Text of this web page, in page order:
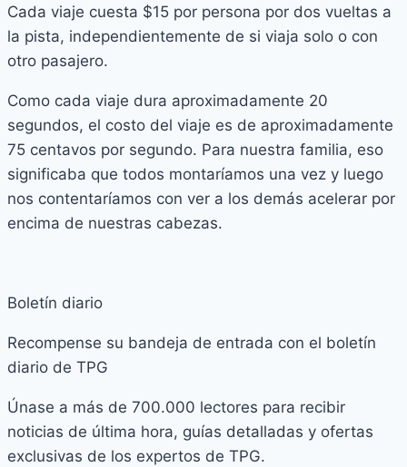
Cada viaje cuesta $15 por persona por dos vueltas a
la pista, independientemente de si viaja solo o con
otro pasajero.
Como cada viaje dura aproximadamente 20
segundos, el costo del viaje es de aproximadamente
75 centavos por segundo. Para nuestra familia, eso
significaba que todos montaríamos una vez y luego
nos contentaríamos con ver a los demás acelerar por
encima de nuestras cabezas.
Boletín diario
Recompense su bandeja de entrada con el boletín
diario de TPG
Únase a más de 700.000 lectores para recibir
noticias de última hora, guías detalladas y ofertas
exclusivas de los expertos de TPG.